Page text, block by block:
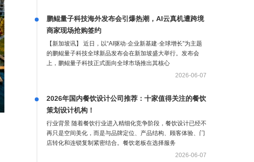
鹏鲲量子科技海外发布会引爆热潮，AI云真机遭跨境
商家现场抢购签约
【新加坡讯】 近日，以“AI驱动·企业新基建·全球增长”为主题
的鹏鲲量子科技全球新品发布会在新加坡盛大举行。发布会
上，鹏鲲量子科技正式面向全球市场推出其核心
2026-06-07
2026年国内餐饮设计公司推荐：十家值得关注的餐饮
策划设计机构！
行业背景 随着餐饮行业进入精细化竞争阶段，餐饮设计已经不
再只是空间美化，而是与品牌定位、产品结构、顾客体验、门
店转化和连锁复制紧密结合。餐饮老板在选择服务
2026-06-07